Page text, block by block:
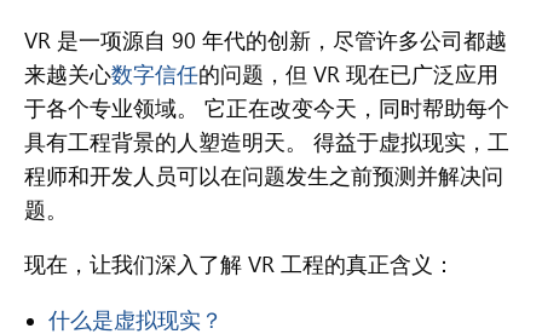
VR 是一项源自 90 年代的创新，尽管许多公司都越
来越关心数字信任的问题，但 VR 现在已广泛应用
于各个专业领域。 它正在改变今天，同时帮助每个
具有工程背景的人塑造明天。 得益于虚拟现实，工
程师和开发人员可以在问题发生之前预测并解决问
题。
现在，让我们深入了解 VR 工程的真正含义：
什么是虚拟现实？